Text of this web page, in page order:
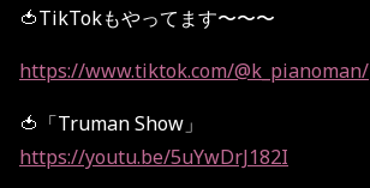
🍅TikTokもやってます〜〜〜
https://www.tiktok.com/@k_pianoman/
🍅「Truman Show」
https://youtu.be/5uYwDrJ182I